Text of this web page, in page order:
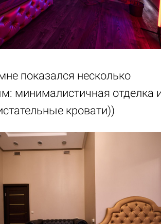
показался несколько
минималистичная отделка
кровати))